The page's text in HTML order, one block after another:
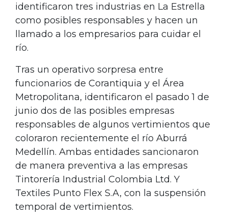
identificaron tres industrias en La Estrella
como posibles responsables y hacen un
llamado a los empresarios para cuidar el
río.
Tras un operativo sorpresa entre
funcionarios de Corantiquia y el Área
Metropolitana, identificaron el pasado 1 de
junio dos de las posibles empresas
responsables de algunos vertimientos que
coloraron recientemente el río Aburrá
Medellín. Ambas entidades sancionaron
de manera preventiva a las empresas
Tintorería Industrial Colombia Ltd. Y
Textiles Punto Flex S.A, con la suspensión
temporal de vertimientos.